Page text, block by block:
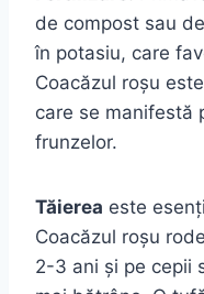
de compost sau
în potasiu, care
Coacăzul roșu
care se manifestă
frunzelor.
Tăierea este
Coacăzul roșu
2-3 ani și pe cepii